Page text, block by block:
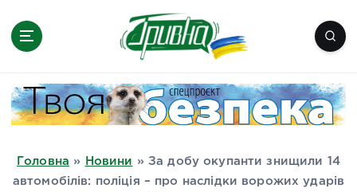
Миколаїв, Одеса, Мелітополь
Головна » Новини » За добу окупанти знищили 14
автомобілів: поліція – про наслідки ворожих ударів